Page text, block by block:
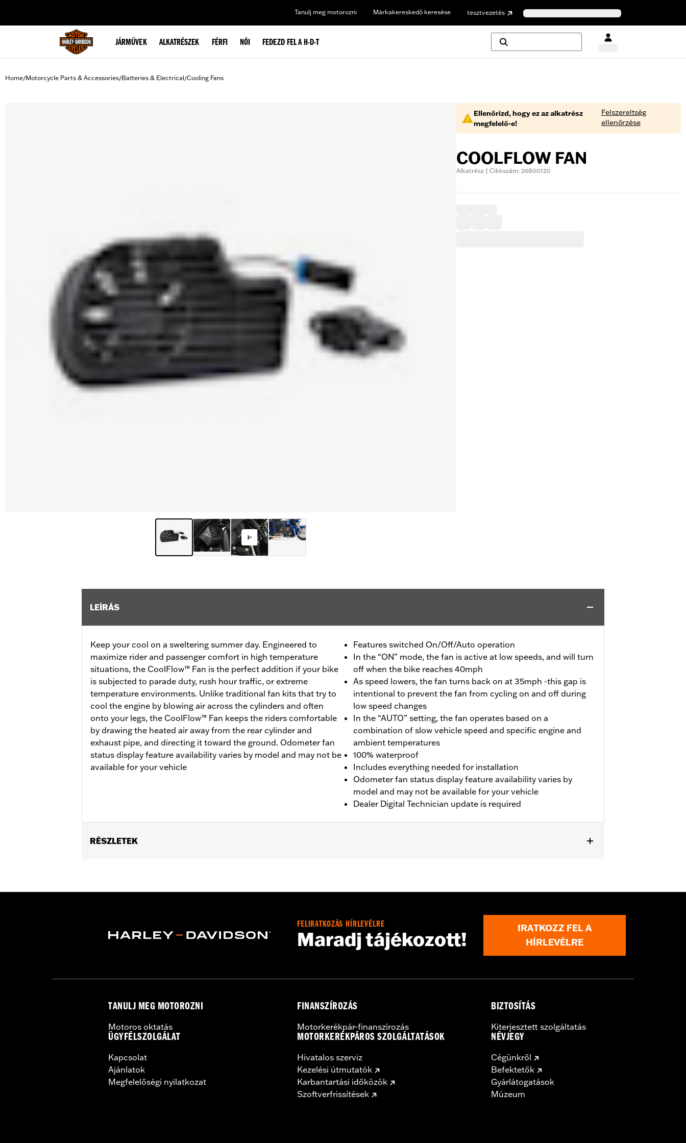
Tanulj meg motorozni Márkakereskedő keresése tesztvezetés
JÁRMŰVEK ALKATRÉSZEK FÉRFI NŐI FEDEZD FEL A H-D-T
Home/Motorcycle Parts & Accessories/Batteries & Electrical/Cooling Fans
Ellenőrizd, hogy ez az alkatrész
megfelelő-e!
Felszereltség
ellenőrzése
COOLFLOW FAN
Alkatrész | Cikkszám: 26800120
LEÍRÁS
Keep your cool on a sweltering summer day. Engineered to
maximize rider and passenger comfort in high temperature
situations, the CoolFlow™ Fan is the perfect addition if your bike
is subjected to parade duty, rush hour traffic, or extreme
temperature environments. Unlike traditional fan kits that try to
cool the engine by blowing air across the cylinders and often
onto your legs, the CoolFlow™ Fan keeps the riders comfortable
by drawing the heated air away from the rear cylinder and
exhaust pipe, and directing it toward the ground. Odometer fan
status display feature availability varies by model and may not be
available for your vehicle
Features switched On/Off/Auto operation
In the “ON” mode, the fan is active at low speeds, and will turn
off when the bike reaches 40mph
As speed lowers, the fan turns back on at 35mph -this gap is
intentional to prevent the fan from cycling on and off during
low speed changes
In the “AUTO” setting, the fan operates based on a
combination of slow vehicle speed and specific engine and
ambient temperatures
100% waterproof
Includes everything needed for installation
Odometer fan status display feature availability varies by
model and may not be available for your vehicle
Dealer Digital Technician update is required
RÉSZLETEK
31400090. Separate purchase of Mid-Frame Air Deflector Kit P/N 57200157 is recommended for maximum performance on all other
Waterproof:Yes
FELIRATKOZÁS HÍRLEVÉLRE
Maradj tájékozott!
IRATKOZZ FEL A
HÍRLEVÉLRE
TANULJ MEG MOTOROZNI
Motoros oktatás
ÜGYFÉLSZOLGÁLAT
Kapcsolat
Ajánlatok
Megfelelőségi nyilatkozat
FINANSZÍROZÁS
Motorkerékpár-finanszírozás
MOTORKERÉKPÁROS SZOLGÁLTATÁSOK
Hivatalos szerviz
Kezelési útmutatók
Karbantartási időközök
Szoftverfrissítések
BIZTOSÍTÁS
Kiterjesztett szolgáltatás
NÉVJEGY
Cégünkről
Befektetők
Gyárlátogatások
Múzeum